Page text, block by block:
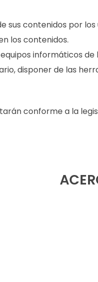
sus contenidos por
los contenidos.
informáticos
disponer de las
conforme a la